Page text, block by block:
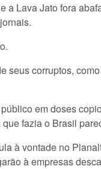
a Lava Jato fora
seus corruptos,
em doses
fazia o Brasil
à vontade no
à empresas